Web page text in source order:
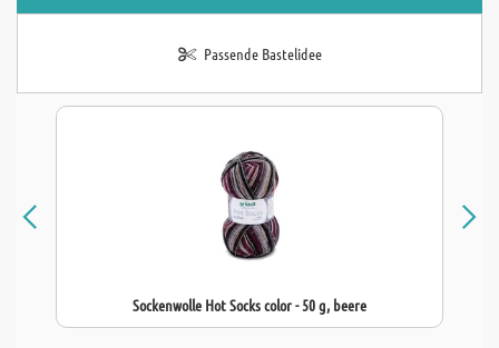
Passende Bastelidee
Sockenwolle Hot Socks color - 50 g, beere